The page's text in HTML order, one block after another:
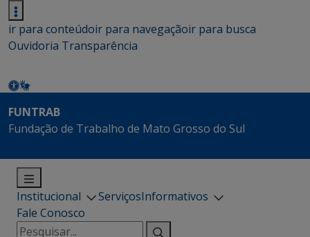
ir para conteúdoir para navegaçãoir para busca
Ouvidoria Transparência
FUNTRAB
Fundação de Trabalho de Mato Grosso do Sul
Institucional ServiçosInformativos
Fale Conosco
Pesquisar